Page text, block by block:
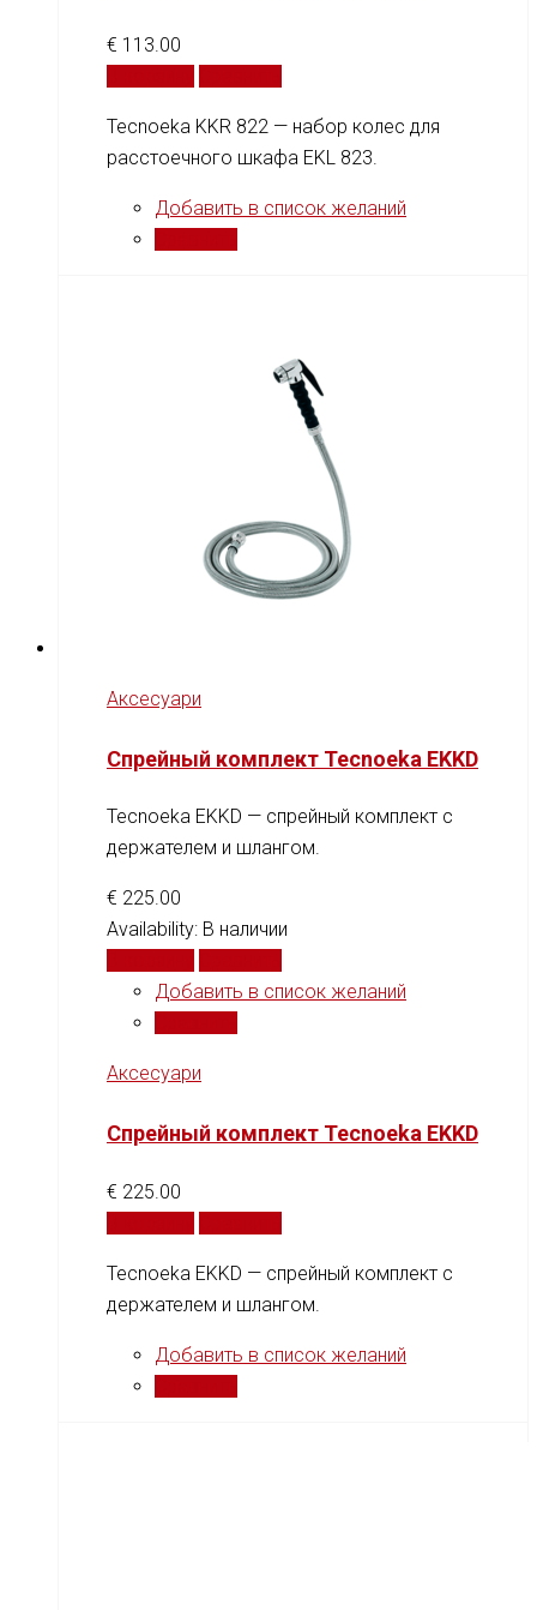
€ 113.00
Tecnoeka KKR 822 — набор колес для
расстоечного шкафа EKL 823.
Добавить в список желаний
Аксесуари
Спрейный комплект Tecnoeka EKKD
Tecnoeka EKKD — спрейный комплект с
держателем и шлангом.
€ 225.00
Availability: В наличии
Добавить в список желаний
Аксесуари
Спрейный комплект Tecnoeka EKKD
€ 225.00
Tecnoeka EKKD — спрейный комплект с
держателем и шлангом.
Добавить в список желаний